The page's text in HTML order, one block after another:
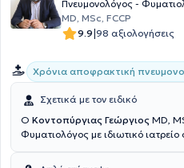
Πνευμονολόγος -
MD, MSc, FCCP
9.9|98 αξιολογήσεις
Χρόνια αποφρακτική
Σχετικά με τον ειδικό
Ο Κοντοπύργιας Γεώργιος MD,
Φυματιολόγος με ιδιωτικό
Ιατρικής Σχολής του